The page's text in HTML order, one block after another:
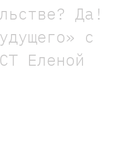
Да!
с
Еленой